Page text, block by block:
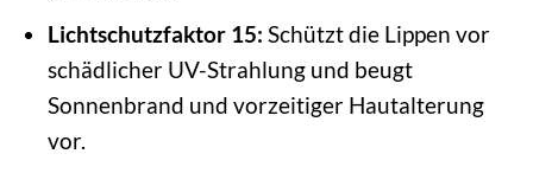
Lichtschutzfaktor 15: Schützt die Lippen vor
schädlicher UV-Strahlung und beugt
Sonnenbrand und vorzeitiger Hautalterung
vor.